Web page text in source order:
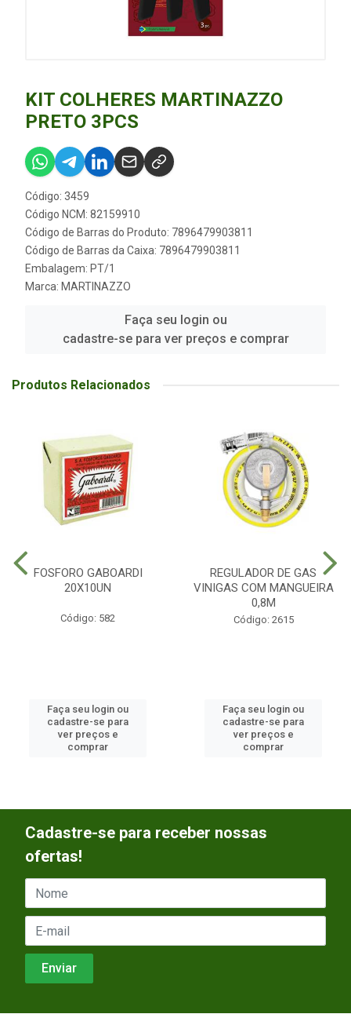
KIT COLHERES MARTINAZZO
PRETO 3PCS
Código: 3459
Código NCM: 82159910
Código de Barras do Produto: 7896479903811
Código de Barras da Caixa: 7896479903811
Embalagem: PT/1
Marca: MARTINAZZO
Faça seu login ou
cadastre-se para ver preços e comprar
Produtos Relacionados
FOSFORO GABOARDI
20X10UN
Código: 582
Faça seu login ou
cadastre-se para
ver preços e
comprar
REGULADOR DE GAS
VINIGAS COM MANGUEIRA
0,8M
Código: 2615
Faça seu login ou
cadastre-se para
ver preços e
comprar
Cadastre-se para receber nossas
ofertas!